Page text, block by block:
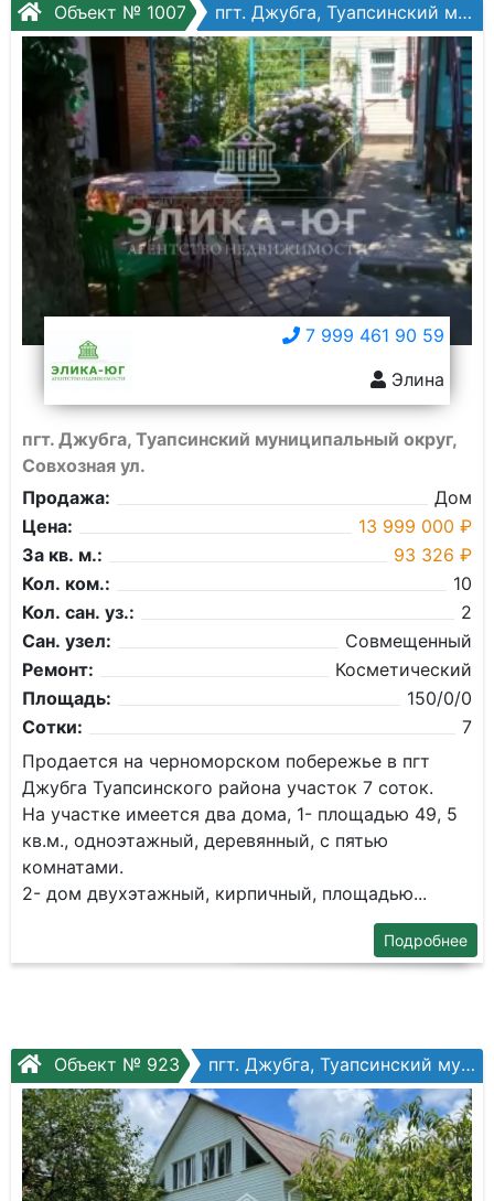
Объект № 1007 пгт. Джубга, Туапсинский муниципальный округ, Совхозная ул.
7 999 461 90 59
Элина
пгт. Джубга, Туапсинский муниципальный округ,
Совхозная ул.
Продажа:
Дом
Цена:
13 999 000 ₽
За кв. м.:
93 326 ₽
Кол. ком.:
10
Кол. сан. уз.:
2
Сан. узел:
Совмещенный
Ремонт:
Косметический
Площадь:
150/0/0
Сотки:
7
Продается на черноморском побережье в пгт
Джубга Туапсинского района участок 7 соток.
На участке имеется два дома, 1- площадью 49, 5
кв.м., одноэтажный, деревянный, с пятью
комнатами.
2- дом двухэтажный, кирпичный, площадью...
Подробнее
Объект № 923 пгт. Джубга, Туапсинский муниципальный округ, Колхозная ул.